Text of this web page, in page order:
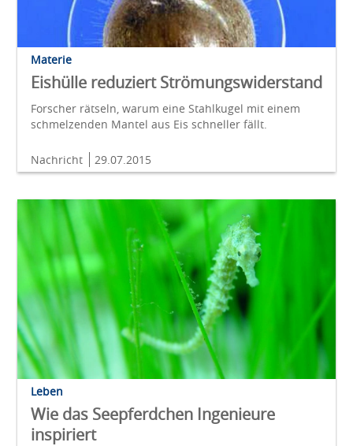
Materie
Eishülle reduziert Strömungswiderstand
Forscher rätseln, warum eine Stahlkugel mit einem
schmelzenden Mantel aus Eis schneller fällt.
Nachricht 29.07.2015
Leben
Wie das Seepferdchen Ingenieure
inspiriert